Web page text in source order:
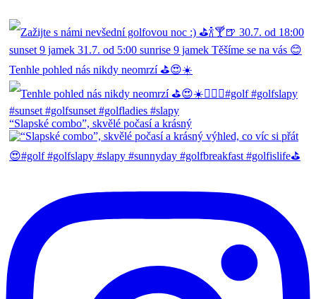
Tenhle pohled nás nikdy neomrzí ⛳️😍☀️
“Slapské combo”, skvělé počasí a krásný